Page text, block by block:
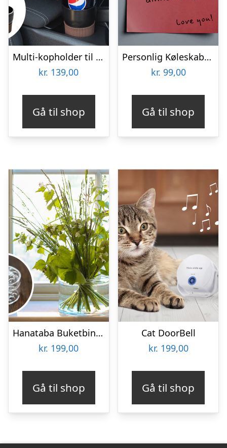
Multi-kopholder til Bilen
kr. 139,00
Gå til shop
Personlig Køleskabsmagnet med Foto – Hjerte
kr. 99,00
Gå til shop
Hanataba Buketbinder
kr. 199,00
Gå til shop
Cat DoorBell
kr. 199,00
Gå til shop